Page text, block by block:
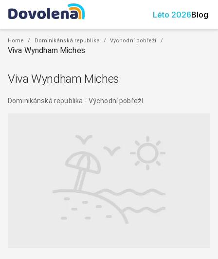
Léto 2026Blog
Home / Dominikánská republika / Východní pobřeží /
Viva Wyndham Miches
Viva Wyndham Miches
Dominikánská republika - Východní pobřeží